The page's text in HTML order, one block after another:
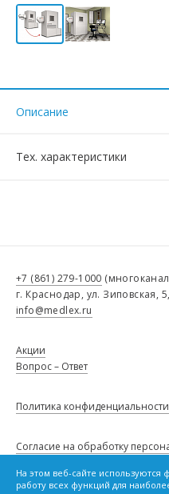
Описание
Тех. характеристики
На этом веб-сайте
работу всех функций для
+7 (861) 279-1000
г. Краснодар, ул. Зиповская,
info@medlex.ru
Акции
Вопрос – Ответ
Политика конфиденциальности
Согласие на обработку
Политику в отношении файлов